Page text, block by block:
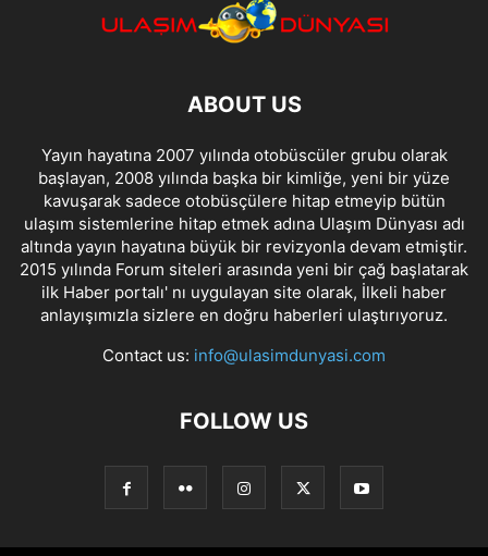
ABOUT US
Yayın hayatına 2007 yılında otobüscüler grubu olarak
başlayan, 2008 yılında başka bir kimliğe, yeni bir yüze
kavuşarak sadece otobüsçülere hitap etmeyip bütün
ulaşım sistemlerine hitap etmek adına Ulaşım Dünyası adı
altında yayın hayatına büyük bir revizyonla devam etmiştir.
2015 yılında Forum siteleri arasında yeni bir çağ başlatarak
ilk Haber portalı' nı uygulayan site olarak, İlkeli haber
anlayışımızla sizlere en doğru haberleri ulaştırıyoruz.
Contact us: info@ulasimdunyasi.com
FOLLOW US